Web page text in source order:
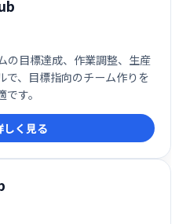
目標達成、作業調整、生産
で、目標指向のチーム作りを
す。
しく見る